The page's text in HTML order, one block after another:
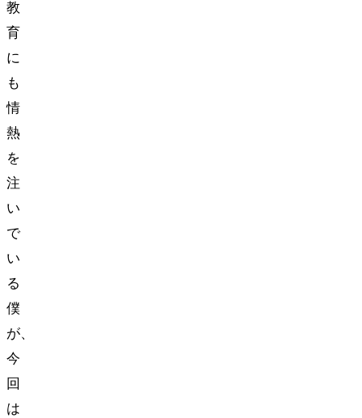
教
育
に
も
情
熱
を
注
い
で
い
る
僕
が、
今
回
は